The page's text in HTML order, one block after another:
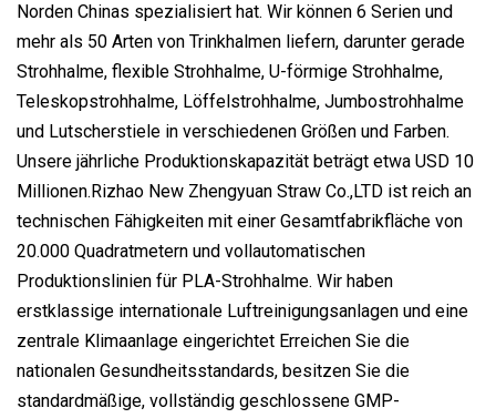
Norden Chinas spezialisiert hat. Wir können 6 Serien und
mehr als 50 Arten von Trinkhalmen liefern, darunter gerade
Strohhalme, flexible Strohhalme, U-förmige Strohhalme,
Teleskopstrohhalme, Löffelstrohhalme, Jumbostrohhalme
und Lutscherstiele in verschiedenen Größen und Farben.
Unsere jährliche Produktionskapazität beträgt etwa USD 10
Millionen.Rizhao New Zhengyuan Straw Co.,LTD ist reich an
technischen Fähigkeiten mit einer Gesamtfabrikfläche von
20.000 Quadratmetern und vollautomatischen
Produktionslinien für PLA-Strohhalme. Wir haben
erstklassige internationale Luftreinigungsanlagen und eine
zentrale Klimaanlage eingerichtet Erreichen Sie die
nationalen Gesundheitsstandards, besitzen Sie die
standardmäßige, vollständig geschlossene GMP-